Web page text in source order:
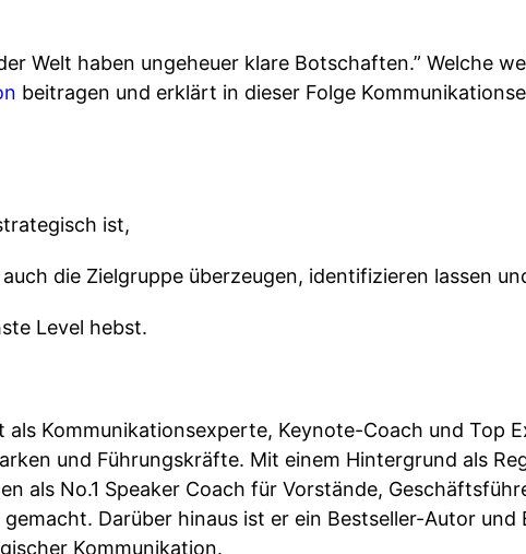
Welt haben ungeheuer klare Botschaften.” Welche
beitragen und erklärt in dieser Folge
ist,
die Zielgruppe überzeugen, identifizieren lassen
Level hebst.
Kommunikationsexperte, Keynote-Coach und Top
und Führungskräfte. Mit einem Hintergrund als
als No.1 Speaker Coach für Vorstände,
Darüber hinaus ist er ein Bestseller-Autor und
Kommunikation.